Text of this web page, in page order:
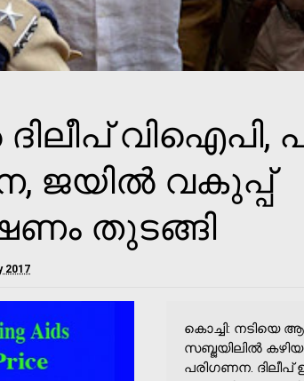
ദിലീപ്
ജയില്‍ വകുപ്പ്
തുടങ്ങി
2017
കൊച്ചി: നടിയെ
സബ്ജയിലില്‍
പരിഗണന.